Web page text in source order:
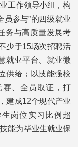
工作领导小组，构
员参与”的四级就业
务与高质量发展考
少于15场次招聘活
就业平台、就业微
供给；以技能强校
、全员取证，打
建成12个现代产业
岗位实习比例超
能为毕业生就业保